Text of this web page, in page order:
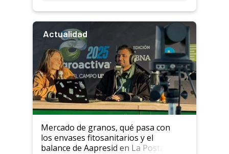
Actualidad
Mercado de granos, qué pasa con
los envases fitosanitarios y el
balance de Aapresid en La Posta